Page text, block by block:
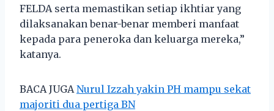
FELDA serta memastikan setiap ikhtiar yang
dilaksanakan benar-benar memberi manfaat
kepada para peneroka dan keluarga mereka,”
katanya.
BACA JUGA Nurul Izzah yakin PH mampu sekat
majoriti dua pertiga BN